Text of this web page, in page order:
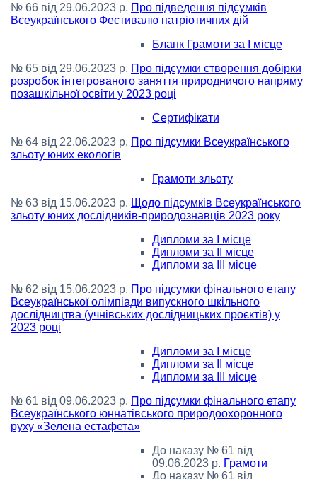
№ 66 від 29.06.2023 р. Про підведення підсумків
Всеукраїнського Фестивалю патріотичних дій
Бланк Грамоти за І місце
№ 65 від 29.06.2023 р. Про підсумки створення добірки
розробок інтегрованого заняття природничого напряму
позашкільної освіти у 2023 році
Сертифікати
№ 64 від 22.06.2023 р. Про підсумки Всеукраїнського
зльоту юних екологів
Грамоти зльоту
№ 63 від 15.06.2023 р. Щодо підсумків Всеукраїнського
зльоту юних дослідників-природознавців 2023 року
Дипломи за І місце
Дипломи за ІІ місце
Дипломи за ІІІ місце
№ 62 від 15.06.2023 р. Про підсумки фінального етапу
Всеукраїнської олімпіади випускного шкільного
дослідництва (учнівських дослідницьких проєктів) у
2023 році
Дипломи за І місце
Дипломи за ІІ місце
Дипломи за ІІІ місце
№ 61 від 09.06.2023 р. Про підсумки фінального етапу
Всеукраїнського юннатівського природоохоронного
руху «Зелена естафета»
До наказу № 61 від
09.06.2023 р. Грамоти
До наказу № 61 від